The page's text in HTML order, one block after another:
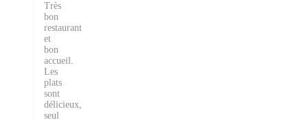
Très
bon
restaurant
et
bon
accueil.
Les
plats
sont
délicieux,
seul